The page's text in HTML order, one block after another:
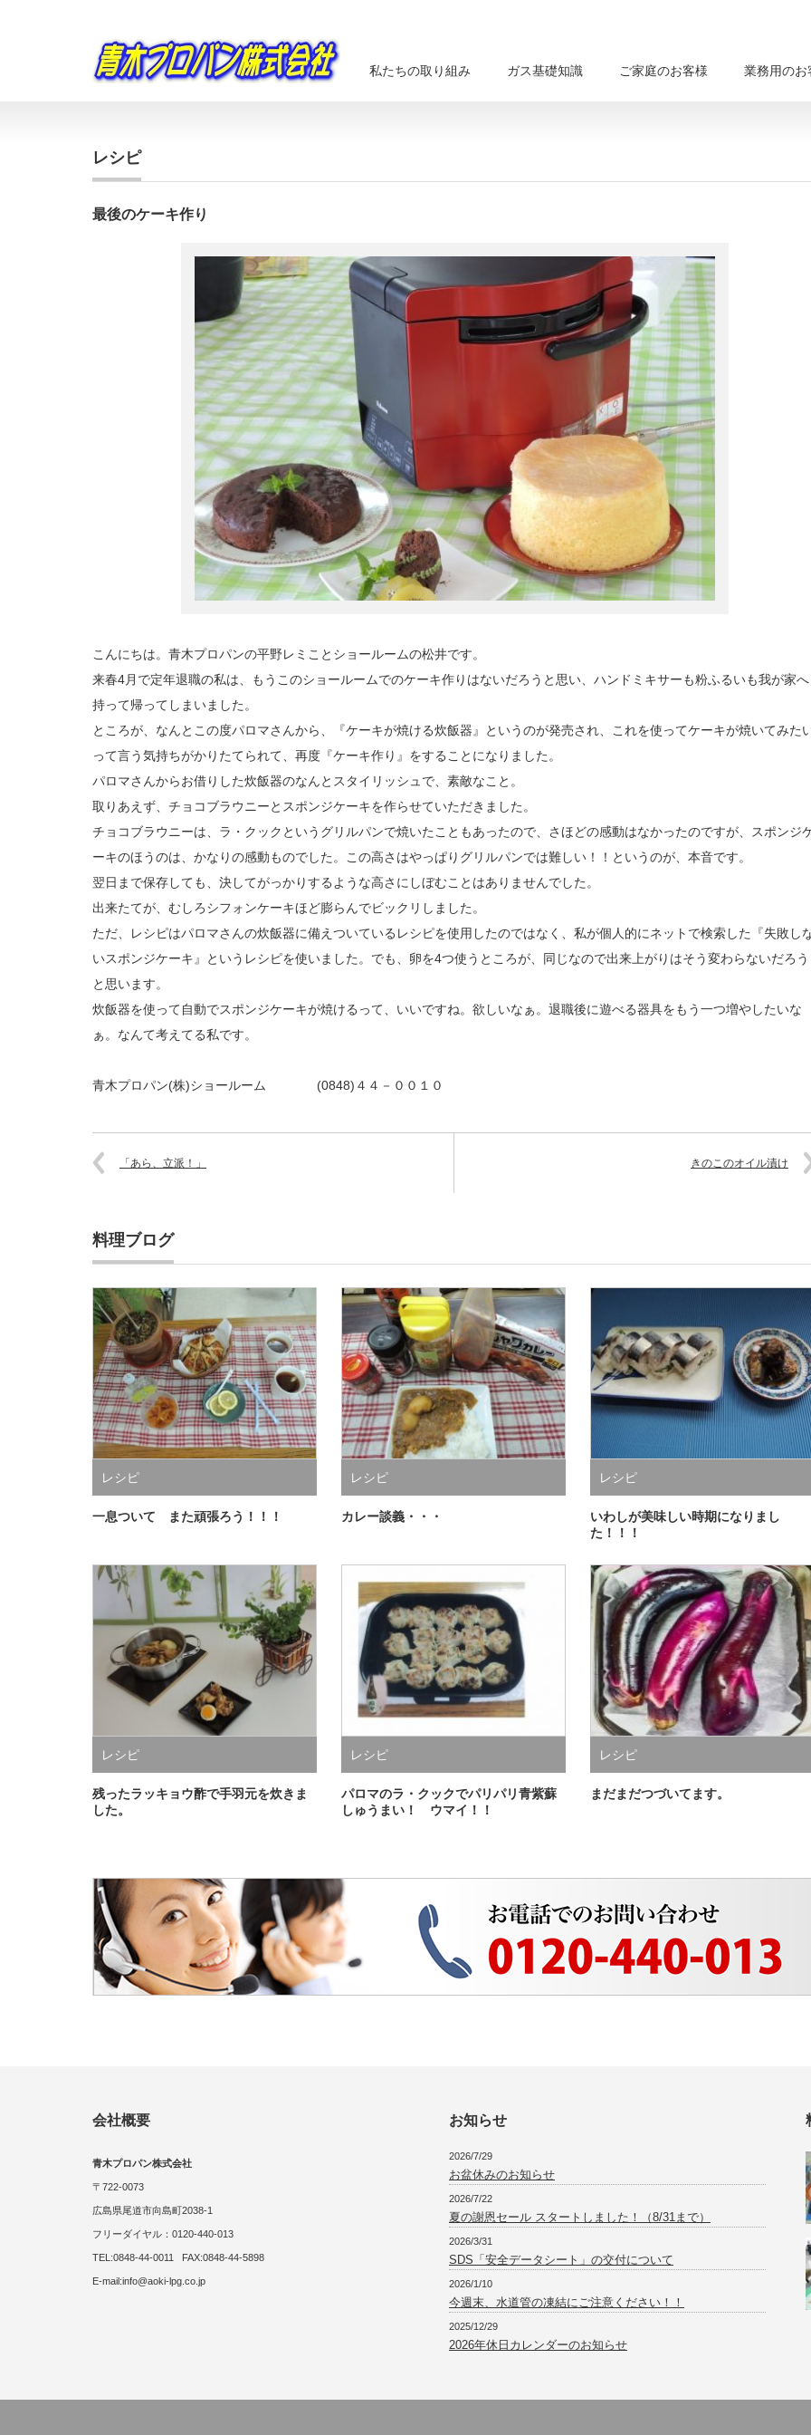
私たちの取り組み ガス基礎知識 ご家庭のお客様 業務用のお
レシピ
最後のケーキ作り
こんにちは。青木プロパンの平野レミことショールームの松井です。
来春4月で定年退職の私は、もうこのショールームでのケーキ作りはないだろうと思い、ハンドミキサーも粉ふるいも我が家へ
持って帰ってしまいました。
ところが、なんとこの度パロマさんから、『ケーキが焼ける炊飯器』というのが発売され、これを使ってケーキが焼いてみた
って言う気持ちがかりたてられて、再度『ケーキ作り』をすることになりました。
パロマさんからお借りした炊飯器のなんとスタイリッシュで、素敵なこと。
取りあえず、チョコブラウニーとスポンジケーキを作らせていただきました。
チョコブラウニーは、ラ・クックというグリルパンで焼いたこともあったので、さほどの感動はなかったのですが、スポンジ
ーキのほうのは、かなりの感動ものでした。この高さはやっぱりグリルパンでは難しい！！というのが、本音です。
翌日まで保存しても、決してがっかりするような高さにしぼむことはありませんでした。
出来たてが、むしろシフォンケーキほど膨らんでビックリしました。
ただ、レシピはパロマさんの炊飯器に備えついているレシピを使用したのではなく、私が個人的にネットで検索した『失敗し
いスポンジケーキ』というレシピを使いました。でも、卵を4つ使うところが、同じなので出来上がりはそう変わらないだろう
と思います。
炊飯器を使って自動でスポンジケーキが焼けるって、いいですね。欲しいなぁ。退職後に遊べる器具をもう一つ増やしたいな
ぁ。なんて考えてる私です。
青木プロパン(株)ショールーム (0848)４４－００１０
「あら、立派！」 きのこのオイル漬け
料理ブログ
レシピ
一息ついて また頑張ろう！！！
レシピ
カレー談義・・・
レシピ
いわしが美味しい時期になりまし
た！！！
レシピ
残ったラッキョウ酢で手羽元を炊きま
した。
レシピ
パロマのラ・クックでパリパリ青紫蘇
しゅうまい！ ウマイ！！
レシピ
まだまだつづいてます。
会社概要
青木プロパン株式会社
〒722-0073
広島県尾道市向島町2038-1
フリーダイヤル：0120-440-013
TEL:0848-44-0011 FAX:0848-44-5898
E-mail:info@aoki-lpg.co.jp
お知らせ
2026/7/29
お盆休みのお知らせ
2026/7/22
夏の謝恩セール スタートしました！（8/31まで）
2026/3/31
SDS「安全データシート」の交付について
2026/1/10
今週末、水道管の凍結にご注意ください！！
2025/12/29
2026年休日カレンダーのお知らせ